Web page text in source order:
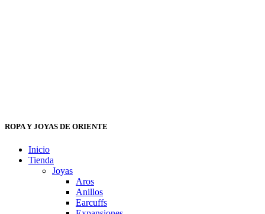
ROPA Y JOYAS DE ORIENTE
Inicio
Tienda
Joyas
Aros
Anillos
Earcuffs